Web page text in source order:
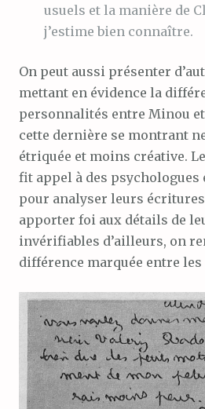
usuels et la manière de
j’estime bien connaître.
On peut aussi présenter
mettant en évidence la
personnalités entre Minou
cette dernière se montrant
étriquée et moins créative. Le
fit appel à des psychologues
pour analyser leurs écritures
apporter foi aux détails de
invérifiables d’ailleurs, on
différence marquée entre